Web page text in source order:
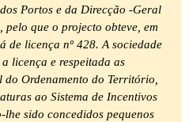
Portos e da Direcção -Geral
que o projecto obteve, em
de licença nº 428. A sociedade
licença e respeitada as
Ordenamento do Território,
ao Sistema de Incentivos
sido concedidos pequenos